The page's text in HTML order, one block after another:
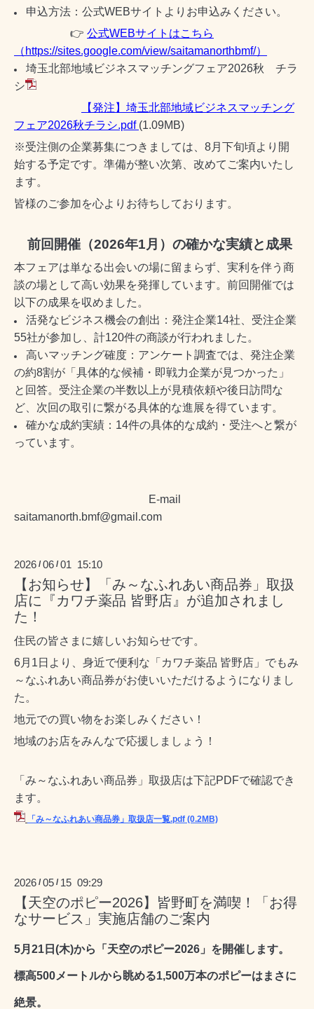
申込方法：公式WEBサイトよりお申込みください。
👉 公式WEBサイトはこちら
（https://sites.google.com/view/saitamanorthbmf/）
埼玉北部地域ビジネスマッチングフェア2026秋 チラ
シ
【発注】埼玉北部地域ビジネスマッチング
フェア2026秋チラシ.pdf (1.09MB)
※受注側の企業募集につきましては、8月下旬頃より開
始する予定です。準備が整い次第、改めてご案内いたし
ます。
皆様のご参加を心よりお待ちしております。
前回開催（2026年1月）の確かな実績と成果
本フェアは単なる出会いの場に留まらず、実利を伴う商
談の場として高い効果を発揮しています。前回開催では
以下の成果を収めました。
活発なビジネス機会の創出：発注企業14社、受注企業
55社が参加し、計120件の商談が行われました。
高いマッチング確度：アンケート調査では、発注企業
の約8割が「具体的な候補・即戦力企業が見つかった」
と回答。受注企業の半数以上が見積依頼や後日訪問な
ど、次回の取引に繋がる具体的な進展を得ています。
確かな成約実績：14件の具体的な成約・受注へと繋が
っています。
E-mail
saitamanorth.bmf@gmail.com
2026 /06 /01 15:10
【お知らせ】「み～なふれあい商品券」取扱
店に『カワチ薬品 皆野店』が追加されまし
た！
住民の皆さまに嬉しいお知らせです。
6月1日より、身近で便利な「カワチ薬品 皆野店」でもみ
～なふれあい商品券がお使いいただけるようになりまし
た。
地元での買い物をお楽しみください！
地域のお店をみんなで応援しましょう！
「み～なふれあい商品券」取扱店は下記PDFで確認でき
ます。
「み～なふれあい商品券」取扱店一覧.pdf (0.2MB)
2026 /05 / 15 09:29
【天空のポピー2026】皆野町を満喫！「お得
なサービス」実施店舗のご案内
5月21日(木)から「天空のポピー2026」を開催します。
標高500メートルから眺める1,500万本のポピーはまさに
絶景。